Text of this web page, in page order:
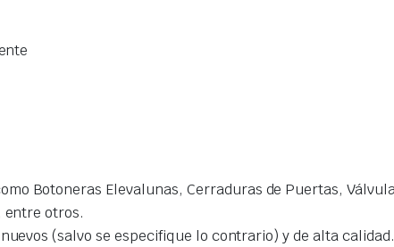
Botoneras Elevalunas, Cerraduras de Puertas,
entre otros.
(salvo se especifique lo contrario) y de alta